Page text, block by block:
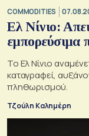
COMMODITIES
Ελ Νίνιο:
εμπορεύσιμα
Το Ελ Νίνιο
καταγραφεί,
πληθωρισμού.
Τζούλη Καλημέρη